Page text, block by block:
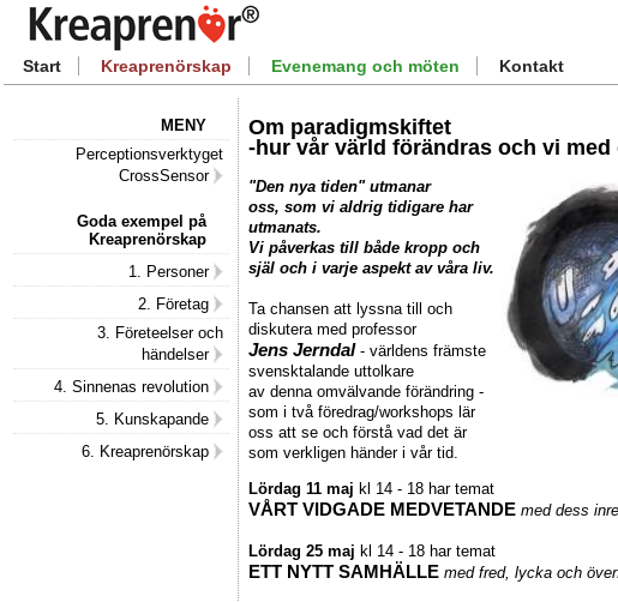
Start Kreaprenörskap Evenemang och möten Kontakt
MENY
Perceptionsverktyget
CrossSensor
Goda exempel på
Kreaprenörskap
1. Personer
2. Företag
3. Företeelser och
händelser
4. Sinnenas revolution
5. Kunskapande
6. Kreaprenörskap
Om paradigmskiftet
-hur vår värld förändras och vi med
"Den nya tiden" utmanar
oss, som vi aldrig tidigare har
utmanats.
Vi påverkas till både kropp och
själ och i varje aspekt av våra liv.
Ta chansen att lyssna till och
diskutera med professor
Jens Jerndal - världens främste
svensktalande uttolkare
av denna omvälvande förändring -
som i två föredrag/workshops lär
oss att se och förstå vad det är
som verkligen händer i vår tid.
Lördag 11 maj kl 14 - 18 har temat
VÅRT VIDGADE MEDVETANDE med dess
Lördag 25 maj kl 14 - 18 har temat
ETT NYTT SAMHÄLLE med fred, lycka och